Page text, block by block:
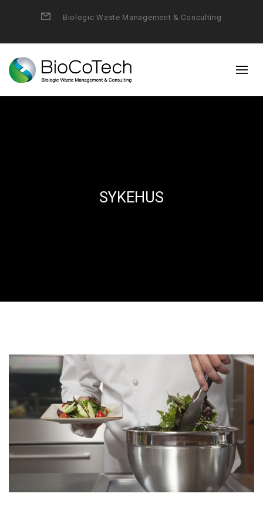
FormBiologic Waste Management & Conculting
SYKEHUS